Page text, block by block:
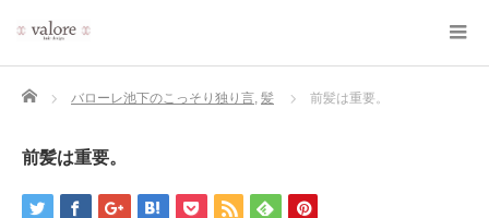
Home バローレ池下のこっそり独り言, 髪 前髪は重要。
前髪は重要。